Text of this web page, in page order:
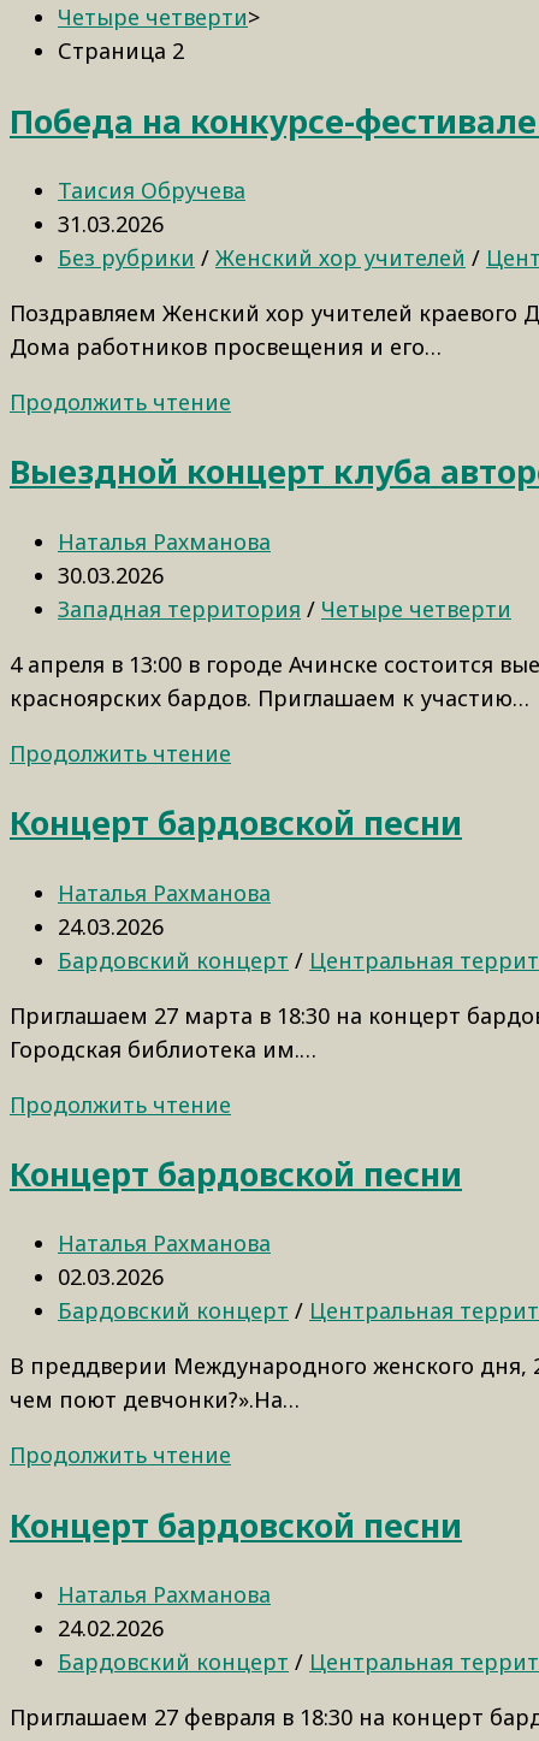
Четыре четверти>
Страница 2
Победа на конкурсе-
Таисия Обручева
31.03.2026
Без рубрики / Женский хор учителей /
Поздравляем Женский хор учителей краевого
Дома работников просвещения и его…
Продолжить чтение
Выездной концерт клуба
Наталья Рахманова
30.03.2026
Западная территория / Четыре четверти
4 апреля в 13:00 в городе Ачинске состоится
красноярских бардов. Приглашаем к участию…
Продолжить чтение
Концерт бардовской песни
Наталья Рахманова
24.03.2026
Бардовский концерт / Центральная
Приглашаем 27 марта в 18:30 на концерт
Городская библиотека им.…
Продолжить чтение
Концерт бардовской песни
Наталья Рахманова
02.03.2026
Бардовский концерт / Центральная
В преддверии Международного женского дня,
чем поют девчонки?».На…
Продолжить чтение
Концерт бардовской песни
Наталья Рахманова
24.02.2026
Бардовский концерт / Центральная
Приглашаем 27 февраля в 18:30 на концерт